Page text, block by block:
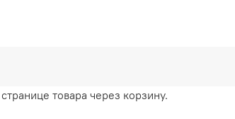
товара через корзину.